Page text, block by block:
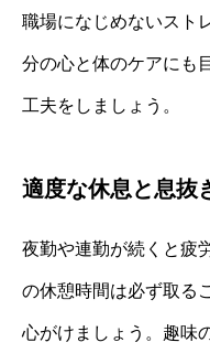
職場になじめないスト
分の心と体のケアにも
工夫をしましょう。
適度な休息と息抜
夜勤や連勤が続くと疲
の休憩時間は必ず取る
心がけましょう。趣味